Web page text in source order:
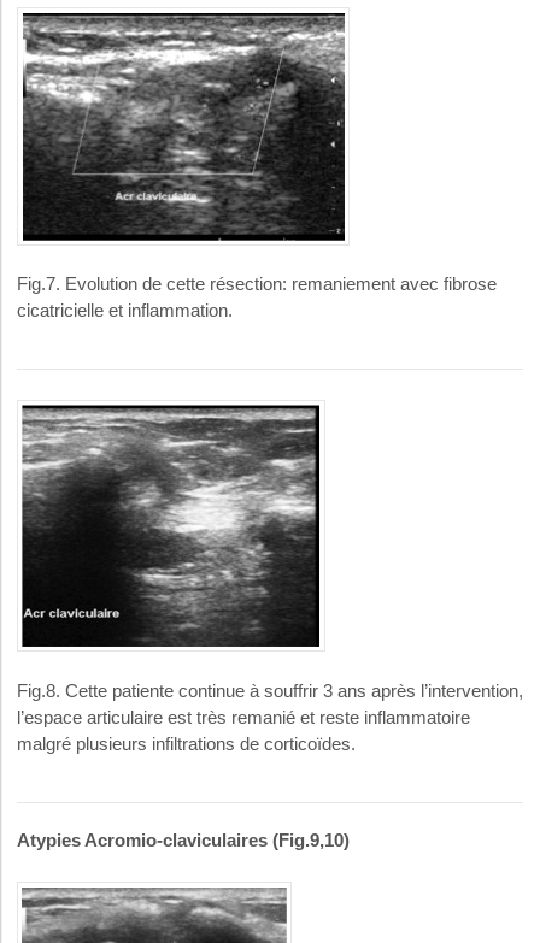
Fig.7. Evolution de cette résection: remaniement avec fibrose
cicatricielle et inflammation.
Fig.8. Cette patiente continue à souffrir 3 ans après l’intervention,
l’espace articulaire est très remanié et reste inflammatoire
malgré plusieurs infiltrations de corticoïdes.
Atypies Acromio-claviculaires (Fig.9,10)